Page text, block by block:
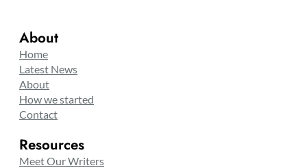
About
Home
Latest News
About
How we started
Contact
Resources
Meet Our Writers